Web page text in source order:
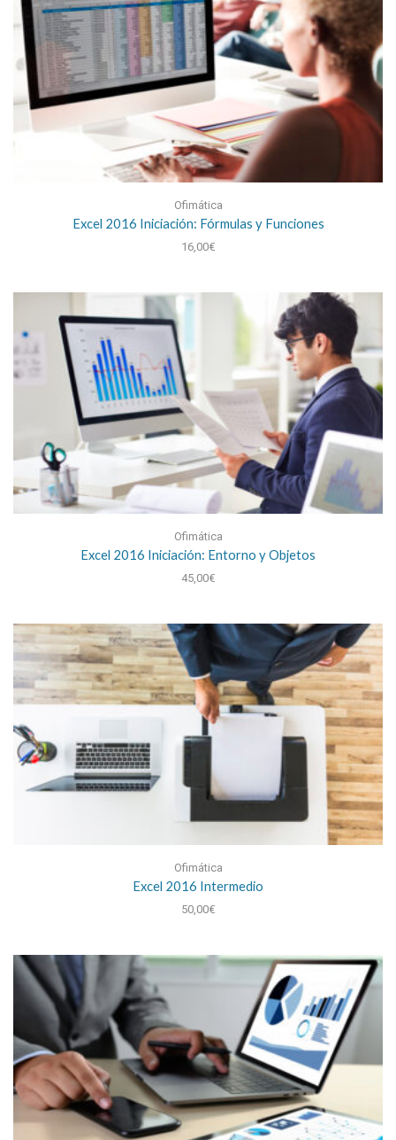
Ofimática
Excel 2016 Iniciación: Fórmulas y Funciones
16,00€
Ofimática
Excel 2016 Iniciación: Entorno y Objetos
45,00€
Ofimática
Excel 2016 Intermedio
50,00€